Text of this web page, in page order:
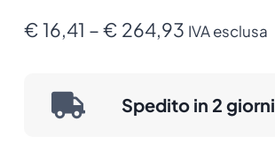
Sintetiche
€ 16,41 –€ 264,93Fascia
da
IVA esclusa
Spedito in 2 giorni